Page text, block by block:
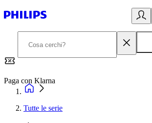
Paga con Klarna
Tutte le serie